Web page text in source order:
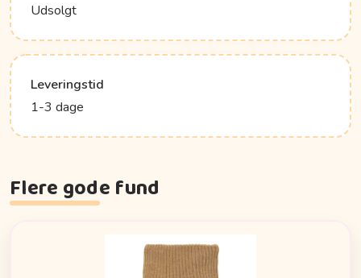
Udsolgt
Leveringstid
1-3 dage
Flere gode fund